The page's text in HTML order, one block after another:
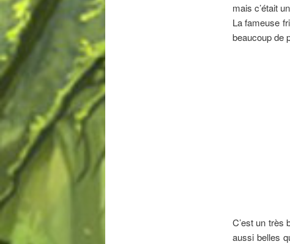
mais c’était
La fameuse
beaucoup de
C’est un très
aussi belles